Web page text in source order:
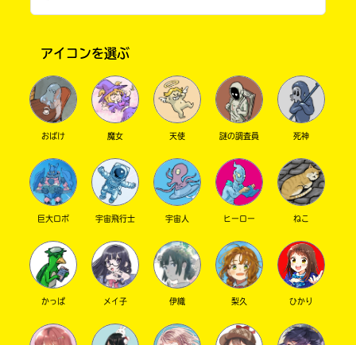
このマチのことを
もっと知りたい
キミに
アイコンを選ぶ
おばけ 魔女 天使 謎の調査員 死神
巨大ロボ 宇宙飛行士 宇宙人 ヒーロー ねこ
かっぱ メイ子 伊織 梨久 ひかり